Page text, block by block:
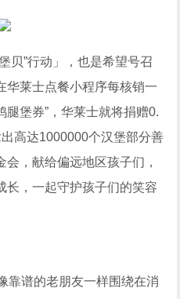
贝”行动」，也是希望号召
华莱士点餐小程序每核销一
腿堡券”，华莱士就将捐赠0.
高达1000000个汉堡部分善
，献给偏远地区孩子们，
长，一起守护孩子们的笑容
靠谱的老朋友一样围绕在消